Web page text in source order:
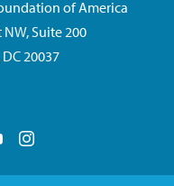
of America
NW, Suite 200
20037
Facebook
us on Twitter
Follow us on YouTube